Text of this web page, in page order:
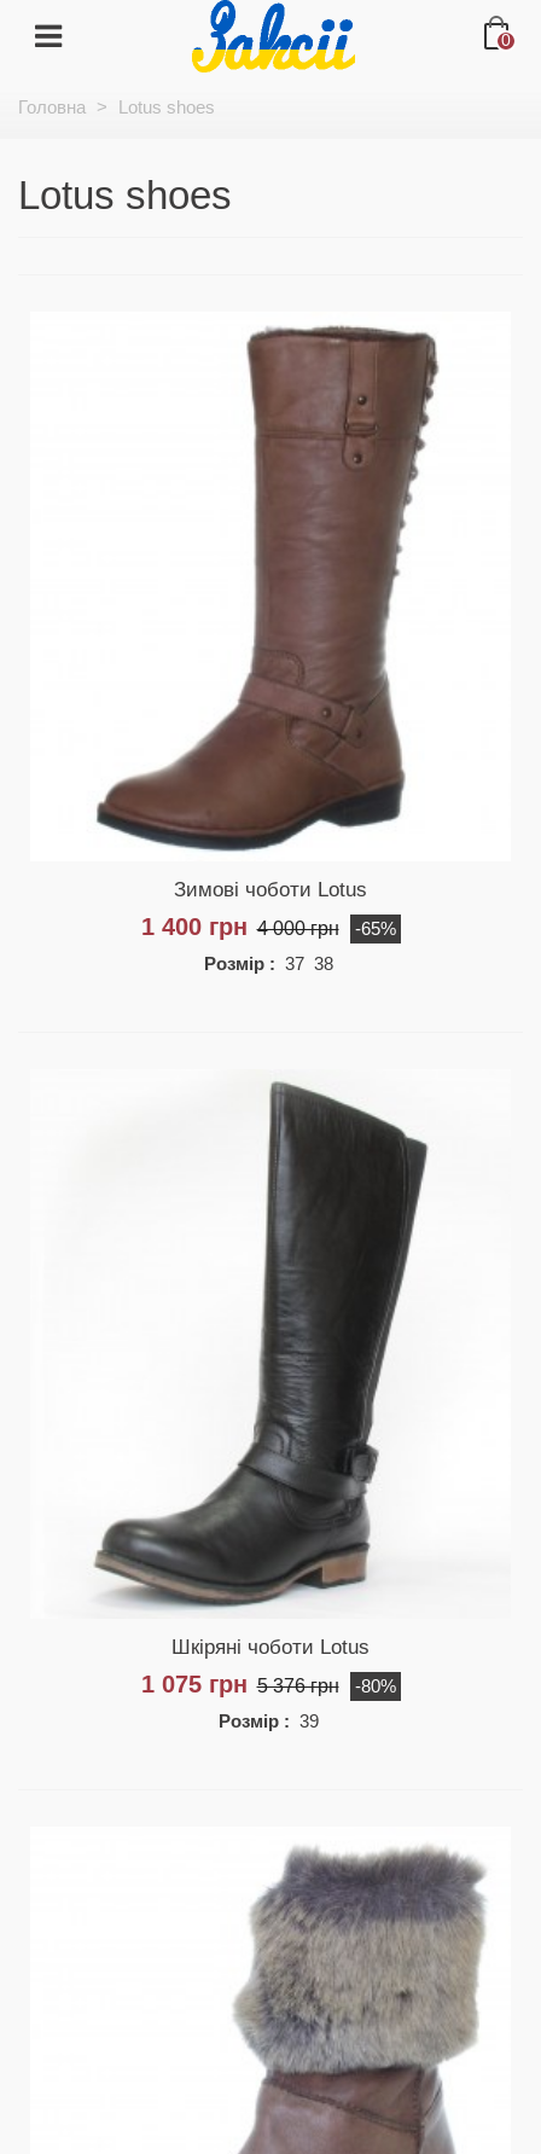
0
Головна > Lotus shoes
Lotus shoes
Зимові чоботи Lotus
1 400 грн 4 000 грн
-65%
Розмір : 37 38
Шкіряні чоботи Lotus
1 075 грн 5 376 грн
-80%
Розмір : 39